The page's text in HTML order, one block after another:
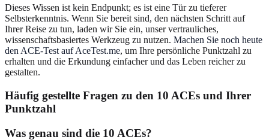
Dieses Wissen ist kein Endpunkt; es ist eine Tür zu tieferer
Selbsterkenntnis. Wenn Sie bereit sind, den nächsten Schritt auf
Ihrer Reise zu tun, laden wir Sie ein, unser vertrauliches,
wissenschaftsbasiertes Werkzeug zu nutzen. Machen Sie noch heute
den ACE-Test auf AceTest.me, um Ihre persönliche Punktzahl zu
erhalten und die Erkundung einfacher und das Leben reicher zu
gestalten.
Häufig gestellte Fragen zu den 10 ACEs und Ihrer
Punktzahl
Was genau sind die 10 ACEs?